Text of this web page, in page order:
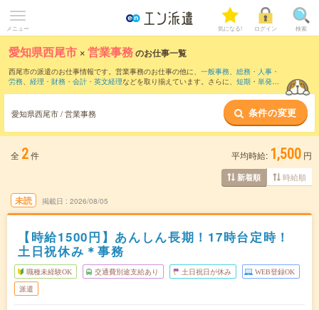
メニュー 気になる! ログイン 検索
愛知県西尾市 ×営業事務のお仕事一覧
西尾市の派遣のお仕事情報です。営業事務のお仕事の他に、 一般事務、 総務・人事・
労務、 経理・財務・会計・英文経理などを取り揃えています。さらに、 短期 ・ 単発な
愛知県西尾市 / 営業事務 条件の変更
全 2件 平均時給: 1,500 円
新着順 時給順
未読 掲載日 2026/08/05
【時給1500円】あんしん長期！17時台定時！
土日祝休み＊事務
職種未経験OK 交通費別途支給あり 土日祝日が休み WEB登録OK
派遣